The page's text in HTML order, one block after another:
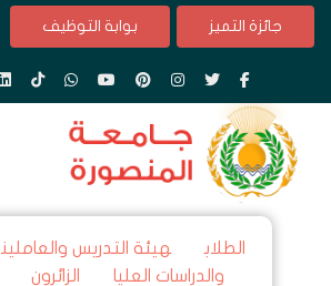
جائزة التميز بوابة التوظيف
الطلاب هيئة التدريس والعاملين
والدراسات العليا
الزائرون